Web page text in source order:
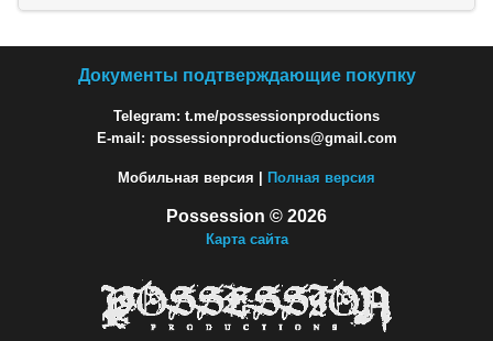
Документы подтверждающие покупку
Telegram: t.me/possessionproductions
E-mail: possessionproductions@gmail.com
Мобильная версия | Полная версия
Possession © 2026
Карта сайта